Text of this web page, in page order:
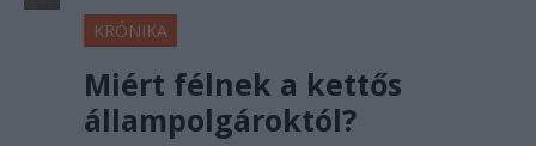
KRÓNIKA
Miért félnek a kettős
állampolgároktól?